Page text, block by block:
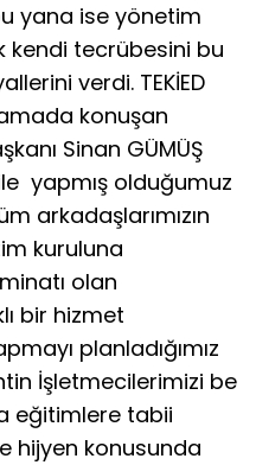
yana ise yönetim
kendi tecrübesini bu
verdi. TEKİED
konuşan
Sinan GÜMÜŞ
yapmış olduğumuz
arkadaşlarımızın
kuruluna
olan
bir hizmet
planladığımız
İşletmecilerimizi be
eğitimlere tabii
hijyen konusunda